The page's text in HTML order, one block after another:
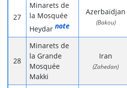
Minarets de
la Mosquée
Heydar note
Azerbaïdjan
(Bakou)
Minarets de
la Grande
Mosquée
Makki
Iran
(Zahedan)